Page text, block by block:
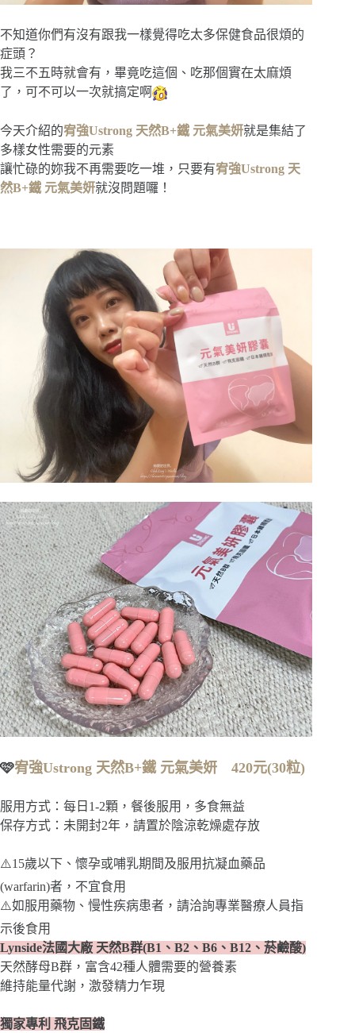
不知道你們有沒有跟我一樣覺得吃太多保健食品很煩的
症頭？
我三不五時就會有，畢竟吃這個、吃那個實在太麻煩
了，可不可以一次就搞定啊
今天介紹的宥強Ustrong 天然B+鐵 元氣美妍就是集結了
多樣女性需要的元素
讓忙碌的妳我不再需要吃一堆，只要有宥強Ustrong 天
然B+鐵 元氣美妍就沒問題囉！
🩷宥強Ustrong 天然B+鐵 元氣美妍 420元(30粒)
服用方式：每日1-2顆，餐後服用，多食無益
保存方式：未開封2年，請置於陰涼乾燥處存放
⚠️15歲以下、懷孕或哺乳期間及服用抗凝血藥品
(warfarin)者，不宜食用
⚠️如服用藥物、慢性疾病患者，請洽詢專業醫療人員指
示後食用
Lynside法國大廠 天然B群(B1、B2、B6、B12、菸鹼酸)
天然酵母B群，富含42種人體需要的營養素
維持能量代謝，激發精力乍現
獨家專利 飛克固鐵